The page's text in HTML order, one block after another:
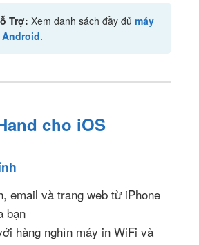
Trợ: Xem danh sách đầy đủ máy
.
cho iOS
email và trang web từ iPhone
bạn
hàng nghìn máy in WiFi và